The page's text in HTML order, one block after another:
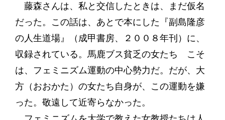
藤森さんは、私と交信したときは、まだ仮名
だった。この話は、あとで本にした『副島隆彦
の人生道場』（成甲書房、２００８年刊）に、
収録されている。馬鹿ブス貧乏の女たち こそ
は、フェミニズム運動の中心勢力だ。だが、大
方（おおかた）の女たち自身が、この運動を嫌
った。敬遠して近寄らなかった。